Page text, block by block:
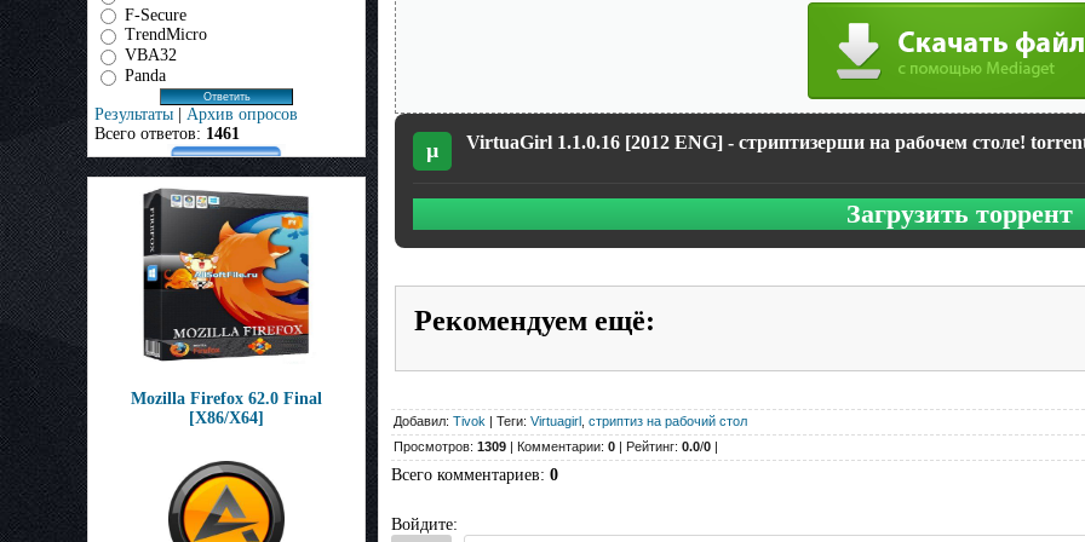
F-Secure
TrendMicro
VBA32
Panda
Результаты | Архив опросов
Всего ответов: 1461
Mozilla Firefox 62.0 Final
[X86/X64]
µ VirtuaGirl 1.1.0.16 [2012 ENG] - стриптизерши на рабочем столе!
Загрузить торрент
Рекомендуем ещё:
Добавил: Tivok | Теги: Virtuagirl стриптиз на рабочий стол
Просмотров: 1309 | Комментарии: 0 | Рейтинг: 0.0/0 |
Всего комментариев: 0
Войдите: